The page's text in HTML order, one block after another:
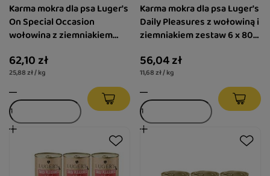
Karma mokra dla psa Luger's
On Special Occasion
wołowina z ziemniakiem
62,10 zł
25,88 zł / kg
Karma mokra dla psa Luger's
Daily Pleasures z wołowiną i
ziemniakiem zestaw 6 x 800
56,04 zł
11,68 zł / kg